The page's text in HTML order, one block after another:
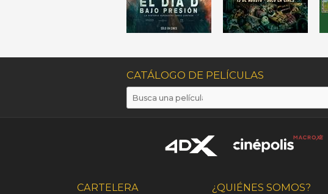
CATÁLOGO DE PELÍCULAS
CARTELERA ¿QUIÉNES SOMOS?